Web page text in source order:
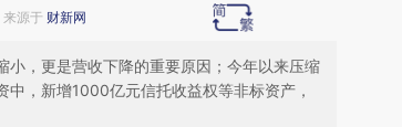
源于 财新网
，更是营收下降的重要原因；今年以来压缩
，新增1000亿元信托收益权等非标资产，